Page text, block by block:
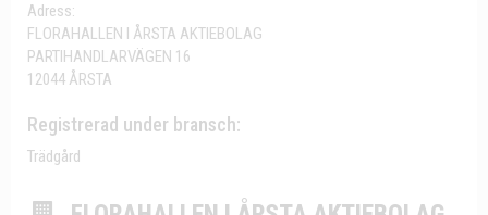
Adress:
FLORAHALLEN I ÅRSTA AKTIEBOLAG
PARTIHANDLARVÄGEN 16
12044 ÅRSTA
Registrerad under bransch:
Trädgård